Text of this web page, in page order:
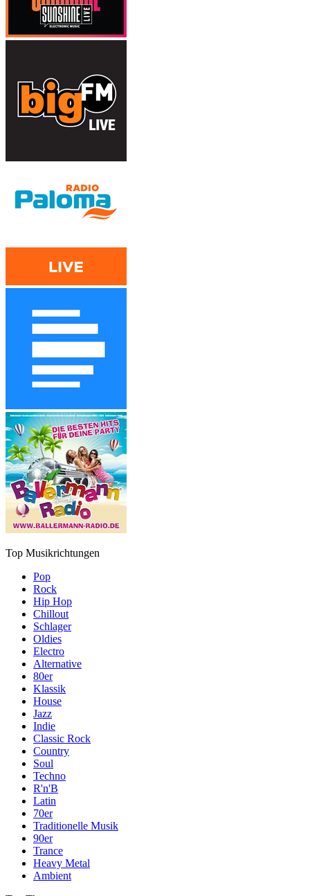
Top Musikrichtungen
Pop
Rock
Hip Hop
Chillout
Schlager
Oldies
Electro
Alternative
80er
Klassik
House
Jazz
Indie
Classic Rock
Country
Soul
Techno
R'n'B
Latin
70er
Traditionelle Musik
90er
Trance
Heavy Metal
Ambient